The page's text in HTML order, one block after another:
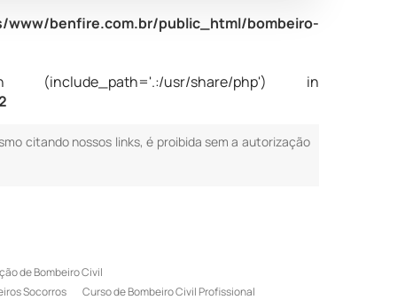
www/benfire.com.br/public_html/bombeiro-
usr/share/php') in
citando nossos links, é proibida sem a autorização
de Bombeiro Civil
Socorros
Curso de Bombeiro Civil Profissional